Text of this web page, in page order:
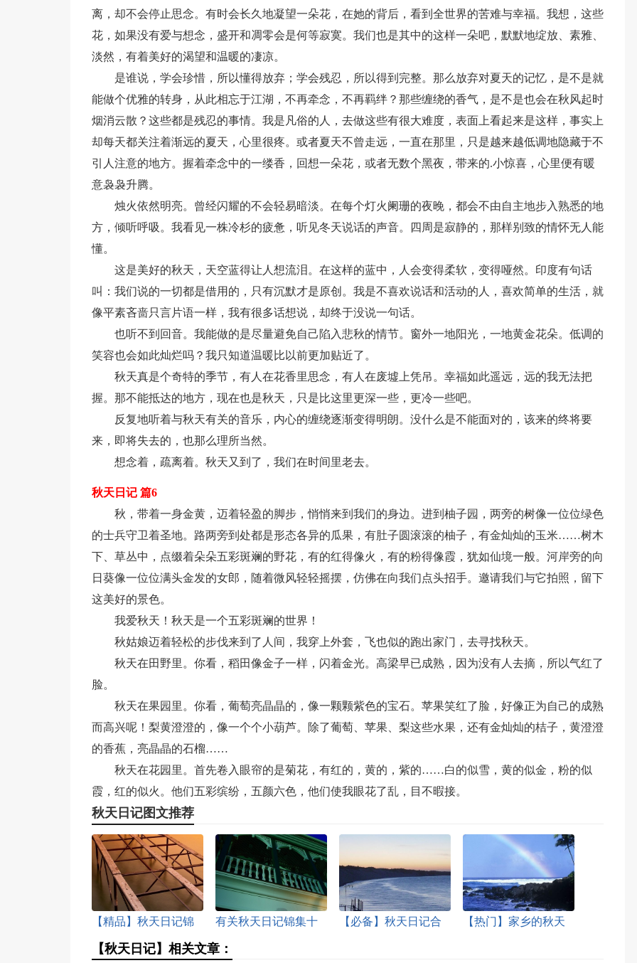
离，却不会停止思念。有时会长久地凝望一朵花，在她的背后，看到全世界的苦难与幸福。我想，这些
花，如果没有爱与想念，盛开和凋零会是何等寂寞。我们也是其中的这样一朵吧，默默地绽放、素雅、
淡然，有着美好的渴望和温暖的凄凉。
是谁说，学会珍惜，所以懂得放弃；学会残忍，所以得到完整。那么放弃对夏天的记忆，是不是就
能做个优雅的转身，从此相忘于江湖，不再牵念，不再羁绊？那些缠绕的香气，是不是也会在秋风起时
烟消云散？这些都是残忍的事情。我是凡俗的人，去做这些有很大难度，表面上看起来是这样，事实上
却每天都关注着渐远的夏天，心里很疼。或者夏天不曾走远，一直在那里，只是越来越低调地隐藏于不
引人注意的地方。握着牵念中的一缕香，回想一朵花，或者无数个黑夜，带来的.小惊喜，心里便有暖
意袅袅升腾。
烛火依然明亮。曾经闪耀的不会轻易暗淡。在每个灯火阑珊的夜晚，都会不由自主地步入熟悉的地
方，倾听呼吸。我看见一株冷杉的疲惫，听见冬天说话的声音。四周是寂静的，那样别致的情怀无人能
懂。
这是美好的秋天，天空蓝得让人想流泪。在这样的蓝中，人会变得柔软，变得哑然。印度有句话
叫：我们说的一切都是借用的，只有沉默才是原创。我是不喜欢说话和活动的人，喜欢简单的生活，就
像平素吝啬只言片语一样，我有很多话想说，却终于没说一句话。
也听不到回音。我能做的是尽量避免自己陷入悲秋的情节。窗外一地阳光，一地黄金花朵。低调的
笑容也会如此灿烂吗？我只知道温暖比以前更加贴近了。
秋天真是个奇特的季节，有人在花香里思念，有人在废墟上凭吊。幸福如此遥远，远的我无法把
握。那不能抵达的地方，现在也是秋天，只是比这里更深一些，更冷一些吧。
反复地听着与秋天有关的音乐，内心的缠绕逐渐变得明朗。没什么是不能面对的，该来的终将要
来，即将失去的，也那么理所当然。
想念着，疏离着。秋天又到了，我们在时间里老去。
秋天日记 篇6
秋，带着一身金黄，迈着轻盈的脚步，悄悄来到我们的身边。进到柚子园，两旁的树像一位位绿色
的士兵守卫着圣地。路两旁到处都是形态各异的瓜果，有肚子圆滚滚的柚子，有金灿灿的玉米……树木
下、草丛中，点缀着朵朵五彩斑斓的野花，有的红得像火，有的粉得像霞，犹如仙境一般。河岸旁的向
日葵像一位位满头金发的女郎，随着微风轻轻摇摆，仿佛在向我们点头招手。邀请我们与它拍照，留下
这美好的景色。
我爱秋天！秋天是一个五彩斑斓的世界！
秋姑娘迈着轻松的步伐来到了人间，我穿上外套，飞也似的跑出家门，去寻找秋天。
秋天在田野里。你看，稻田像金子一样，闪着金光。高梁早已成熟，因为没有人去摘，所以气红了
脸。
秋天在果园里。你看，葡萄亮晶晶的，像一颗颗紫色的宝石。苹果笑红了脸，好像正为自己的成熟
而高兴呢！梨黄澄澄的，像一个个小葫芦。除了葡萄、苹果、梨这些水果，还有金灿灿的桔子，黄澄澄
的香蕉，亮晶晶的石榴……
秋天在花园里。首先卷入眼帘的是菊花，有红的，黄的，紫的……白的似雪，黄的似金，粉的似
霞，红的似火。他们五彩缤纷，五颜六色，他们使我眼花了乱，目不暇接。
秋天日记图文推荐
【精品】秋天日记锦
集五篇
有关秋天日记锦集十
篇
【必备】秋天日记合
【热门】家乡的秋天
【秋天日记】相关文章：